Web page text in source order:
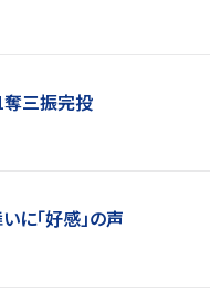
奪三振完投
に「好感」の声